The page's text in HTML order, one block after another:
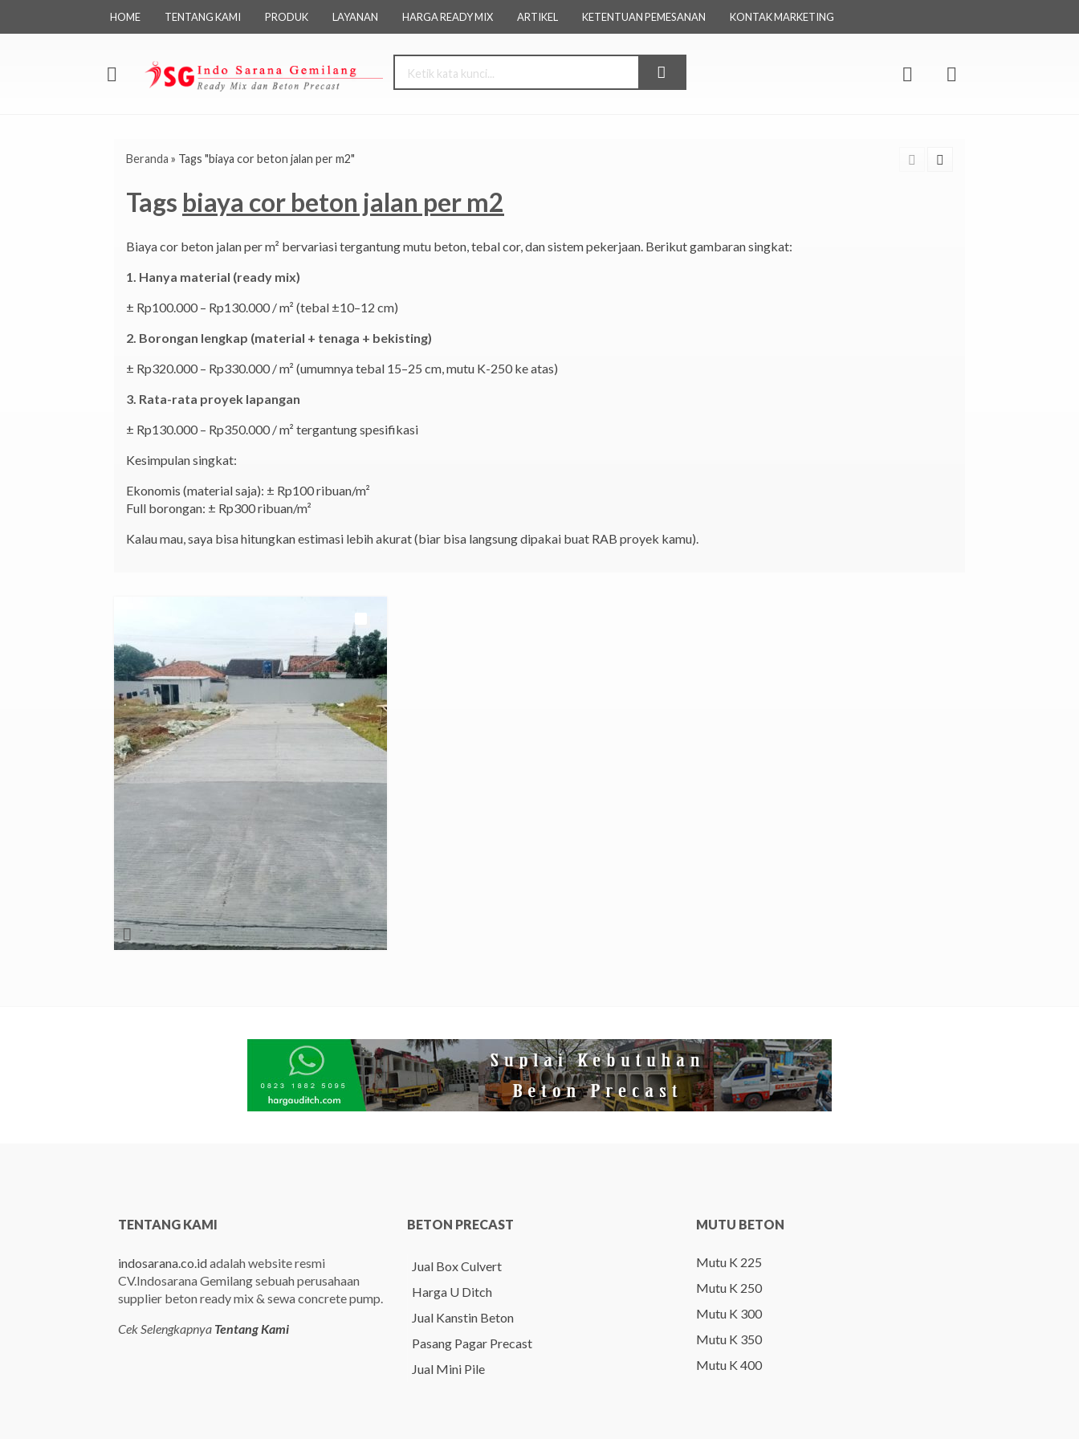
HOME TENTANG KAMI PRODUK LAYANAN HARGA READY MIX ARTIKEL KETENTUAN PEMESANAN KONTAK MARKETING
Beranda » Tags "biaya cor beton jalan per m2"
Tags biaya cor beton jalan per m2
Biaya cor beton jalan per m² bervariasi tergantung mutu beton, tebal cor, dan sistem pekerjaan. Berikut gambaran singkat:
1. Hanya material (ready mix)
± Rp100.000 – Rp130.000 / m² (tebal ±10–12 cm)
2. Borongan lengkap (material + tenaga + bekisting)
± Rp320.000 – Rp330.000 / m² (umumnya tebal 15–25 cm, mutu K-250 ke atas)
3. Rata-rata proyek lapangan
± Rp130.000 – Rp350.000 / m² tergantung spesifikasi
Kesimpulan singkat:
Ekonomis (material saja): ± Rp100 ribuan/m²
Full borongan: ± Rp300 ribuan/m²
Kalau mau, saya bisa hitungkan estimasi lebih akurat (biar bisa langsung dipakai buat RAB proyek kamu).
TENTANG KAMI
indosarana.co.idadalah website resmi
CV.Indosarana Gemilang sebuah perusahaan
supplier beton ready mix & sewa concrete pump.
Cek Selengkapnya Tentang Kami
BETON PRECAST
Jual Box Culvert
Harga U Ditch
Jual Kanstin Beton
Pasang Pagar Precast
Jual Mini Pile
MUTU BETON
Mutu K 225
Mutu K 250
Mutu K 300
Mutu K 350
Mutu K 400